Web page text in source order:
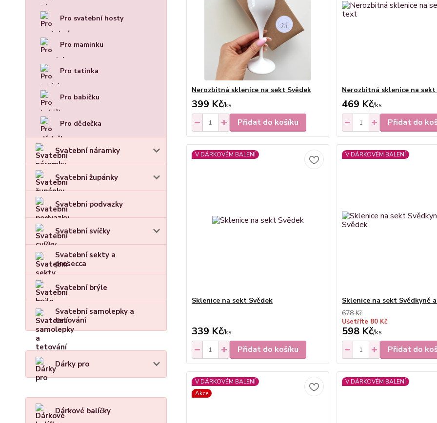
Pro svatební hosty
Pro maminku
Pro tatínka
Pro babičku
Pro dědečka
Svatební náramky
Svatební župánky
Svatební podvazky
Svatební svíčky
Svatební sekty a
prosecca
Svatební brýle
Svatební samolepky a
tetování
Dárky pro
Dárkové balíčky
Nerozbitná sklenice na sekt Svědek
399 Kč/ks
Přidat do košíku
Nerozbitná sklenice na
469 Kč/ks
Přidat do
V DÁRKOVÉM BALENÍ
Sklenice na sekt Svědek
339 Kč/ks
Přidat do košíku
V DÁRKOVÉM BALENÍ
Sklenice na sekt Svědkyně
678 Kč
Ušetříte 80 Kč
598 Kč/ks
Přidat do
V DÁRKOVÉM BALENÍ
Akce
V DÁRKOVÉM BALENÍ